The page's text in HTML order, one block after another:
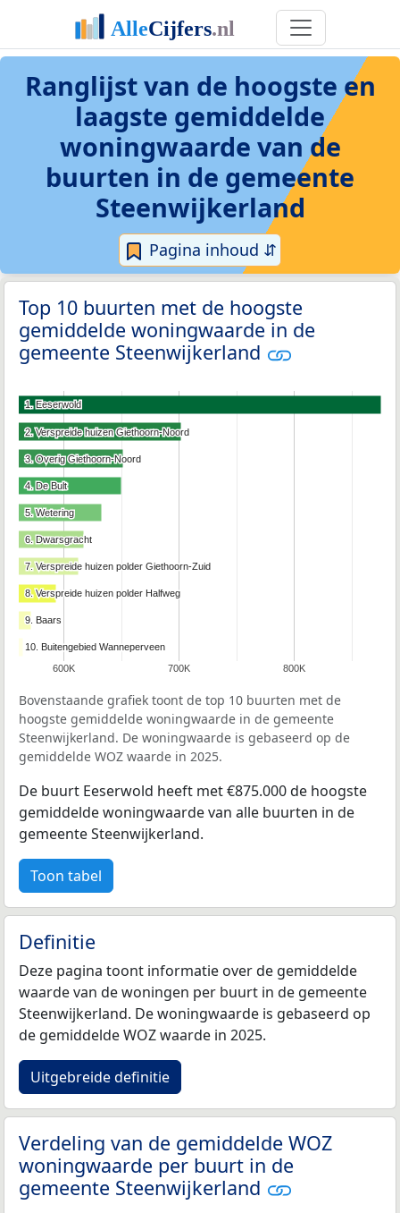
Ranglijst van de hoogste en
laagste gemiddelde
woningwaarde van de
buurten in de gemeente
Steenwijkerland
Pagina inhoud ⇵
Top 10 buurten met de hoogste
gemiddelde woningwaarde in de
gemeente Steenwijkerland
600K 700K 800K
1. Eeserwold
1. Eeserwold
2. Verspreide huizen Giethoorn-Noord
2. Verspreide huizen Giethoorn-Noord
3. Overig Giethoorn-Noord
3. Overig Giethoorn-Noord
4. De Bult
4. De Bult
5. Wetering
5. Wetering
6. Dwarsgracht
6. Dwarsgracht
7. Verspreide huizen polder Giethoorn-Zuid
7. Verspreide huizen polder Giethoorn-Zuid
8. Verspreide huizen polder Halfweg
8. Verspreide huizen polder Halfweg
9. Baars
9. Baars
10. Buitengebied Wanneperveen
10. Buitengebied Wanneperveen
Bovenstaande grafiek toont de top 10 buurten met de
hoogste gemiddelde woningwaarde in de gemeente
Steenwijkerland. De woningwaarde is gebaseerd op de
gemiddelde WOZ waarde in 2025.
De buurt Eeserwold heeft met €875.000 de hoogste
gemiddelde woningwaarde van alle buurten in de
gemeente Steenwijkerland.
Toon tabel
Definitie
Deze pagina toont informatie over de gemiddelde
waarde van de woningen per buurt in de gemeente
Steenwijkerland. De woningwaarde is gebaseerd op
de gemiddelde WOZ waarde in 2025.
Uitgebreide definitie
Verdeling van de gemiddelde WOZ
woningwaarde per buurt in de
gemeente Steenwijkerland